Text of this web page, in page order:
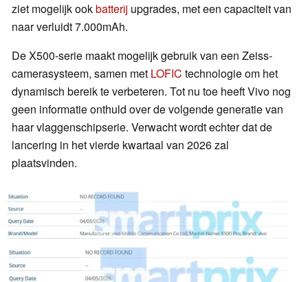
ziet mogelijk ookbatterij upgrades, met een capaciteit van
naar verluidt 7.000mAh.
De X500-serie maakt mogelijk gebruik van een Zeiss-
camerasysteem, samen met LOFIC technologie om het
dynamisch bereik te verbeteren. Tot nu toe heeft Vivo nog
geen informatie onthuld over de volgende generatie van
haar vlaggenschipserie. Verwacht wordt echter dat de
lancering in het vierde kwartaal van 2026 zal
plaatsvinden.